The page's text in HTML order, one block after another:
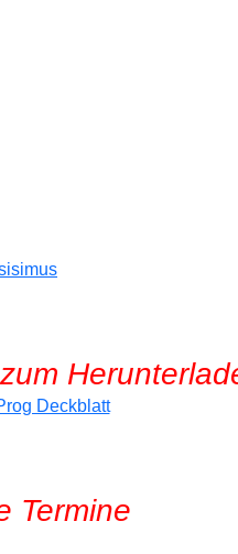
Termine